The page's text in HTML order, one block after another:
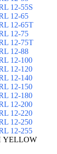
12-55S
12-65
12-65T
12-75
12-75Т
12-88
12-100
12-120
12-140
12-150
12-180
12-200
12-220
12-250
12-255
YELLOW